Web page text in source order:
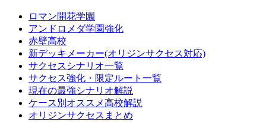
ロマン開花学園
アンドロメダ学園強化
赤壁高校
新デッキメーカー(オリジンサクセス対応)
サクセスシナリオ一覧
サクセス強化・限定ルート一覧
現在の最強シナリオ解説
ケース別オススメ高校解説
オリジンサクセスまとめ